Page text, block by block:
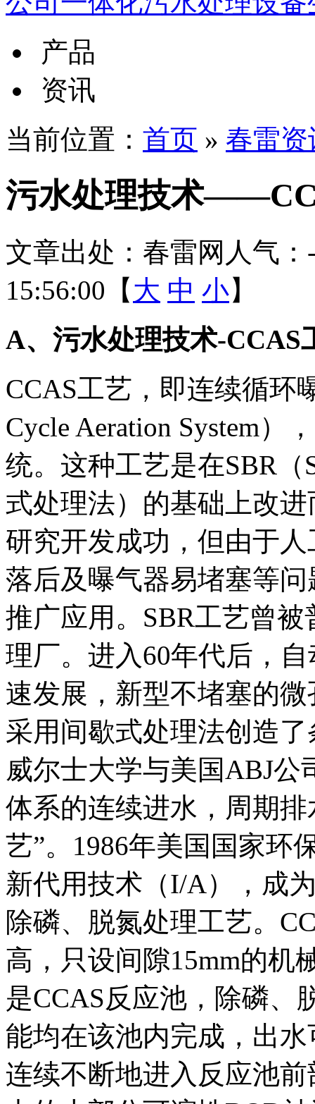
产品
资讯
当前位置： 首页 » 春雷
污水处理技术
文章出处：春雷网 人气：
15:56:00【 大 中 小】
A、污水处理技术-CCAS
CCAS工艺，即连续循环
Cycle Aeration System）
统。这种工艺是在SBR（
式处理法）的基础上改
研究开发成功，但由于
落后及曝气器易堵塞等
推广应用。SBR工艺曾
理厂。进入60年代后，
速发展，新型不堵塞的
采用间歇式处理法创造
威尔士大学与美国ABJ公
体系的连续进水，周期
艺”。1986年美国国家环
新代用技术（I/A），成
除磷、脱氮处理工艺。
高，只设间隙15mm的机
是CCAS反应池，除磷、
能均在该池内完成，出
连续不断地进入反应池